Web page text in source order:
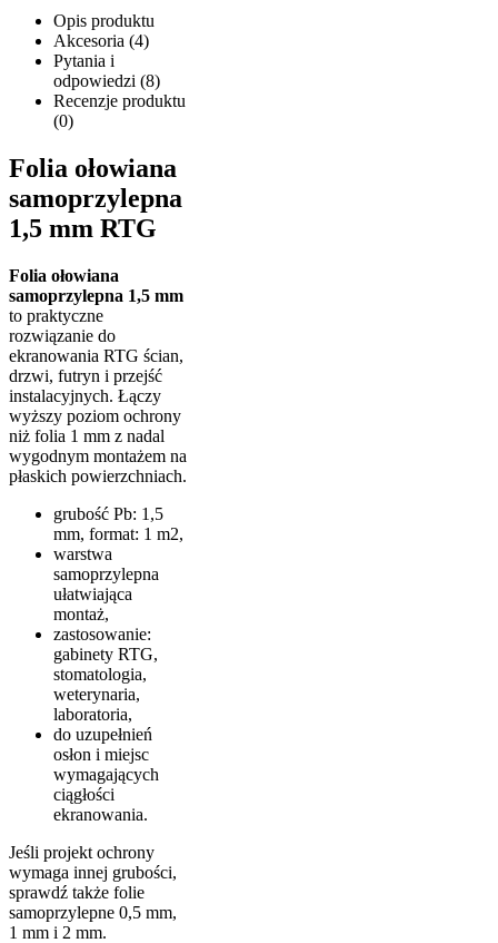
Opis produktu
Akcesoria (4)
Pytania i
odpowiedzi (8)
Recenzje produktu
(0)
Folia ołowiana
samoprzylepna
1,5 mm RTG
Folia ołowiana
samoprzylepna 1,5 mm
to praktyczne
rozwiązanie do
ekranowania RTG ścian,
drzwi, futryn i przejść
instalacyjnych. Łączy
wyższy poziom ochrony
niż folia 1 mm z nadal
wygodnym montażem na
płaskich powierzchniach.
grubość Pb: 1,5
mm, format: 1 m2,
warstwa
samoprzylepna
ułatwiająca
montaż,
zastosowanie:
gabinety RTG,
stomatologia,
weterynaria,
laboratoria,
do uzupełnień
osłon i miejsc
wymagających
ciągłości
ekranowania.
Jeśli projekt ochrony
wymaga innej grubości,
sprawdź także folie
samoprzylepne 0,5 mm,
1 mm i 2 mm.